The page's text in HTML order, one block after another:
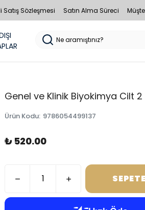
Satış Sözleşmesi Satın Alma Süreci
Genel ve Klinik Biyokimya Cilt 2
Ürün Kodu: 9786054499137
₺ 520.00